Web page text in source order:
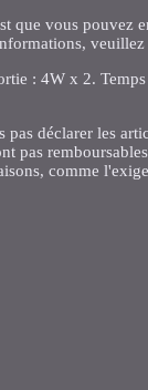
que vous pouvez
veuillez
: 4W x 2.
pas déclarer les
pas
comme